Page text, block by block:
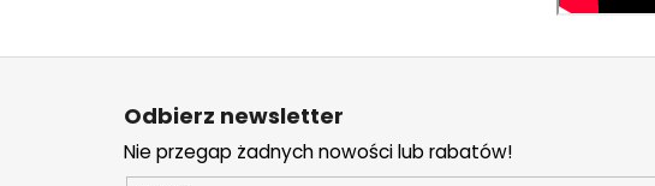
S
Odbierz newsletter
Nie przegap żadnych nowości lub rabatów!